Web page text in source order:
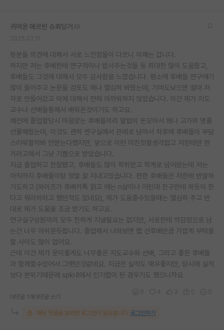
귀여운 에르빈 슈뢰딩거
윗분들 의견에 대해서 서로 느낀점들이 다르니 이해는 갑니다.
하지만 저는 후배한테 연구적이나 밥사주는것들 등 최대한 많이 도움줬고,
후배들도 그것에 대해서 모두 감사함을 느꼈습니다. 평소에 후배들 연구얘기
많이 들어주고 논문들 검토도 꽤나 열심히 봐줬는데, 기여도낮으면 절대 저
자로 안들어갔고 이에 대해서 전혀 아까워하지 않았습니다. 이건 제가 지도
교수나 선배들통해서 배워온것이기도 하고요.
예전에 졸업할당시 마음맞는 후배들끼리 말없이 돈모아서 꽤나 고가의 명품
선물해줬는데, 이것도 괜히 연구실에서 관례로 남아서 차후에 후배들이 부담
스러워할까봐 안받는다했지만, 앞으로 이런 미친짓할생각없고 저한테만 한
거라고해서 그냥 기쁨으로 받았습니다.
지금 졸업하고 한참됐고, 후배들도 많이 학위받고 학계로 넘어왔는데 저는
아직까지 후배들이랑 정말 잘 지내고있습니다. 편한 후배들은 저한테 반말하
기도하고 (와이프가 후배카톡 읽고 얘는 n살이나 어린데 친구한테 하듯이 한
다고 뭐라하라고 했던적도 있네요), 제가 도움줄수있을때는 열심히 주고 반
대로 제가 도움을 조금 받기도 하고요.
연구실구성원끼리 모두 친하게 지낼필요는 없지만, 서로한테 악감정으로 남
는건 너무 아쉬운듯합니다. 졸업해서 나와보면 랩 선후배만큼 가깝게 부탁을
할 사이도 많이 없어요.
근데 이건 제가 운이좋게도 너무좋은 지도교수와 선배, 그리고 좋은 후배들
과 함께할수있어서 그랫던것같네요. 지금은 실적도 매우좋지만, 당시에 실적
보다 분위기때문에 spk내에서 인기랩이 된 경우기도 했으니까요.
대댓글 1개 대댓글 쓰기
해당 댓글을 보려면 로그인이 필요합니다. 로그인하기